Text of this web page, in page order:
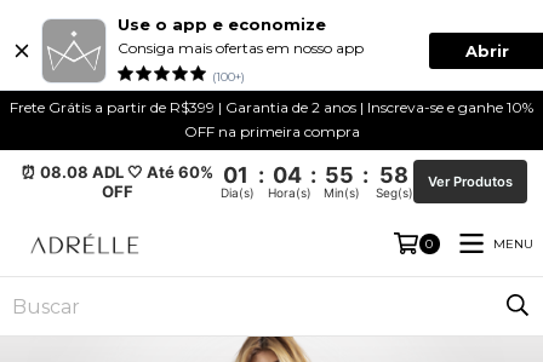
Use o app e economize
Consiga mais ofertas em nosso app
(100+)
Abrir
Frete Grátis a partir de R$399 | Garantia de 2 anos | Inscreva-se e ganhe 10%
OFF na primeira compra
⏰ 08.08 ADL 🤍 Até 60%
OFF
01 : 04 : 55 : 57
Dia(s) Hora(s) Min(s) Seg(s)
Ver Produtos
0 MENU